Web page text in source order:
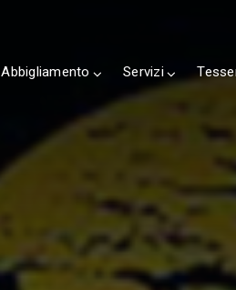
Abbigliamento Servizi